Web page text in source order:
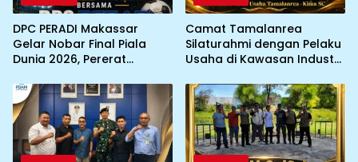
DPC PERADI Makassar
Gelar Nobar Final Piala
Dunia 2026, Pererat
Camat Tamalanrea
Silaturahmi dengan Pelaku
Usaha di Kawasan Industri,
Pemerintah dan Dunia
Usaha